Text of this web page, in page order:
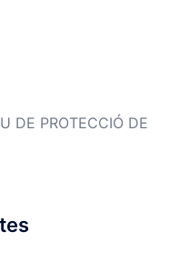
DE PROTECCIÓ DE